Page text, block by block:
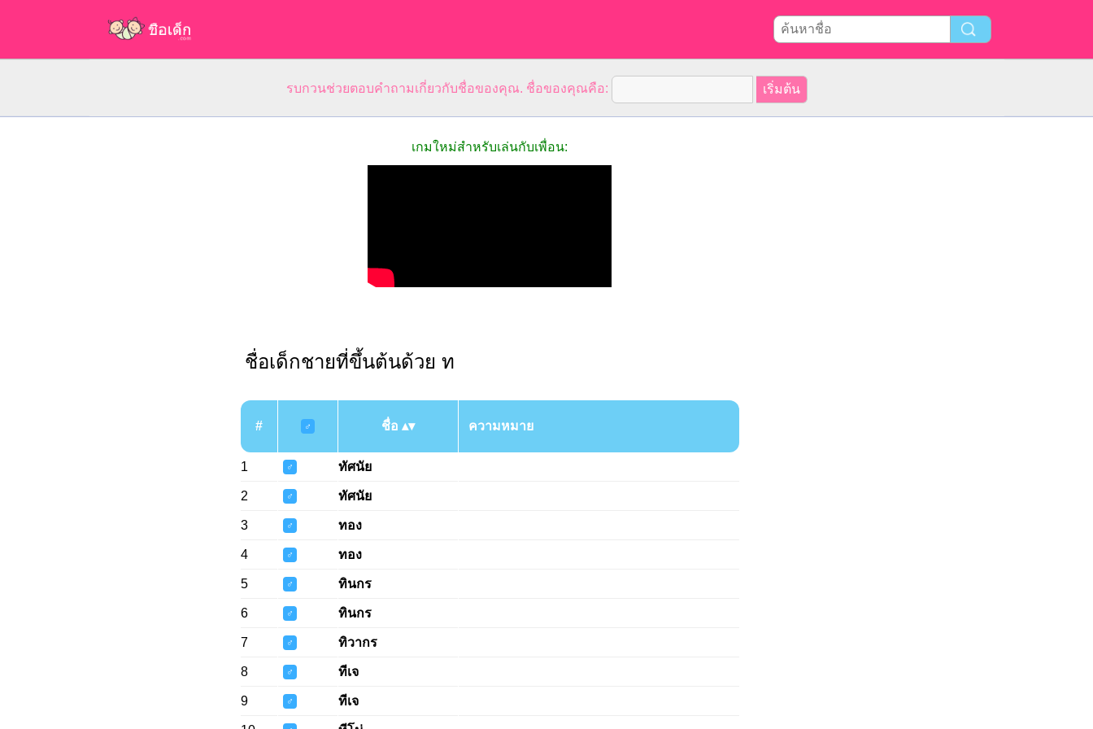
รบกวนช่วยตอบคำถามเกี่ยวกับชื่อของคุณ. ชื่อของคุณคือ:
เกมใหม่สำหรับเล่นกับเพื่อน:
ชื่อเด็กชายที่ขึ้นต้นด้วย ท
# ♂ ชื่อ ความหมาย
1 ♂ ทัศนัย
2 ♂ ทัศนัย
3 ♂ ทอง
4 ♂ ทอง
5 ♂ ทินกร
6 ♂ ทินกร
7 ♂ ทิวากร
8 ♂ ทีเจ
9 ♂ ทีเจ